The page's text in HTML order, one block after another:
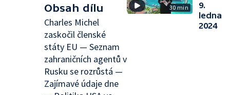
Obsah dílu
Charles Michel
zaskočil členské
státy EU — Seznam
zahraničních agentů v
Rusku se rozrůstá —
Zajímavé údaje dne
30 min
9.
ledna
2024